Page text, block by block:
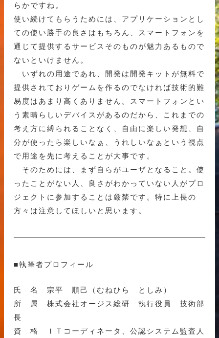
らかですね。
使い続けてもらうためには、アプリケーションとし
ての使い勝手の良さはもちろん、スマートフォンを
通じて提供するサービスそのものが魅力あるもので
ないといけません。
いずれの用途であれ、開発は開発キットが無料で
提供されておりゲームを作るのでなければ技術的難
易度はあまり高くありません。スマートフォンとい
う素晴らしいデバイスがあるのだから、これまでの
考え方に縛られることなく、自由に楽しい発想、自
分が使ったら楽しいなぁ、うれしいなぁという視点
で用途を先に考えることが大事です。
そのためには、まず自らがユーザとなること。使
ったことがない人、良さがわかっていない人がプロ
ジェクトに参加することは厳禁です。特に上長の
方々は注意してほしいと思います。
■執筆者プロフィール
氏 名 宗平 順己（むねひら としみ）
所 属 株式会社オージス総研 執行役員 技術部
長
資 格 ＩＴコーディネータ、公認システム監査人